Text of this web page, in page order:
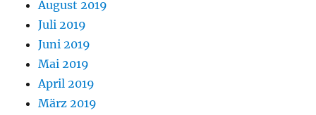
August 2019
Juli 2019
Juni 2019
Mai 2019
April 2019
März 2019